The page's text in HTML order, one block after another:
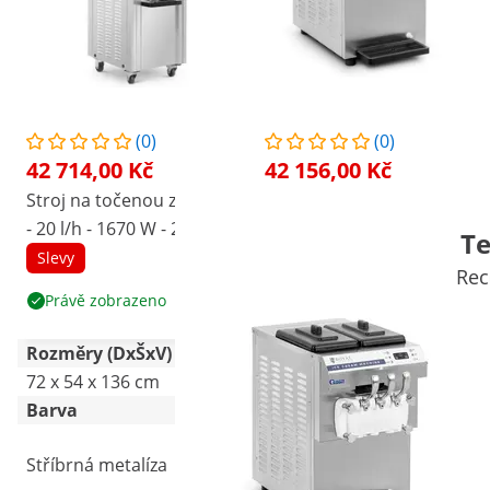
(0)
42 714,00 Kč
Stroj na točenou zmrzlinu
- 20 l/h - 1670 W - 2
příchutě + mix obou -
Catering
Slevy
Právě zobrazeno
(0)
42 156,00 Kč
třípákový - Royal Catering
Rozměry (DxŠxV)
72 x 54 x 136 cm
76.5 x 41.5 x 75.5 cm
Barva
Stříbrná metalíza
Černá
Stříbrná metalíza